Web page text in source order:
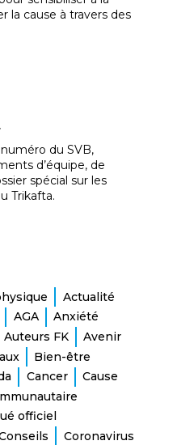
la cause à travers des
du SVB,
d’équipe, de
spécial sur les
Trikafta.
Actualité
AGA
Anxiété
Auteurs FK
Avenir
Bien-être
Cancer
Cause
officiel
Coronavirus